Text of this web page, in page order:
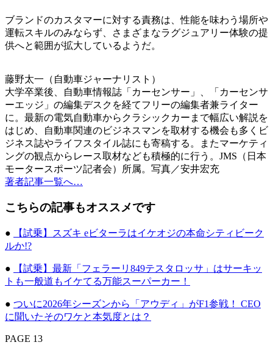
ブランドのカスタマーに対する責務は、性能を味わう場所や
運転スキルのみならず、さまざまなラグジュアリー体験の提
供へと範囲が拡大しているようだ。
藤野太一（自動車ジャーナリスト）
大学卒業後、自動車情報誌「カーセンサー」、「カーセンサ
ーエッジ」の編集デスクを経てフリーの編集者兼ライター
に。最新の電気自動車からクラシックカーまで幅広い解説を
はじめ、自動車関連のビジネスマンを取材する機会も多くビ
ジネス誌やライフスタイル誌にも寄稿する。またマーケティ
ングの観点からレース取材なども積極的に行う。JMS（日本
モータースポーツ記者会）所属。写真／安井宏充
著者記事一覧へ…
こちらの記事もオススメです
●
【試乗】スズキ eビターラはイケオジの本命シティビーク
ルか!?
●
【試乗】最新「フェラーリ849テスタロッサ」はサーキッ
トも一般道もイケてる万能スーパーカー！
● ついに2026年シーズンから「アウディ」がF1参戦！ CEO
に聞いたそのワケと本気度とは？
PAGE 13